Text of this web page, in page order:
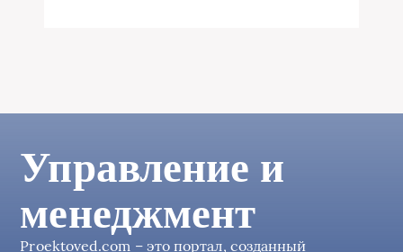
Управление и
менеджмент
Proektoved.com – это портал, созданный